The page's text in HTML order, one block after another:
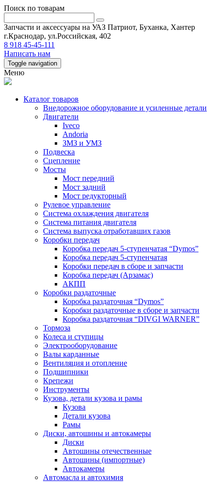
Поиск по товарам
Запчасти и аксессуары на УАЗ Патриот, Буханка, Хантер
г.Краснодар, ул.Российская, 402
8 918 45-45-111
Написать нам
Toggle navigation
Меню
Каталог товаров
Внедорожное оборудование и усиленные детали
Двигатели
Iveco
Andoria
ЗМЗ и УМЗ
Подвеска
Сцепление
Мосты
Мост передний
Мост задний
Мост редукторный
Рулевое управление
Система охлаждения двигателя
Система питания двигателя
Система выпуска отработавших газов
Коробки передач
Коробка передач 5-ступенчатая “Dymos”
Коробка передач 5-ступенчатая
Коробки передач в сборе и запчасти
Коробка передач (Арзамас)
АКПП
Коробки раздаточные
Коробка раздаточная “Dymos”
Коробки раздаточные в сборе и запчасти
Коробка раздаточная “DIVGI WARNER”
Тормоза
Колеса и ступицы
Электрооборудование
Валы карданные
Вентиляция и отопление
Подшипники
Крепежи
Инструменты
Кузова, детали кузова и рамы
Кузова
Детали кузова
Рамы
Диски, автошины и автокамеры
Диски
Автошины отечественные
Автошины (импортные)
Автокамеры
Автомасла и автохимия